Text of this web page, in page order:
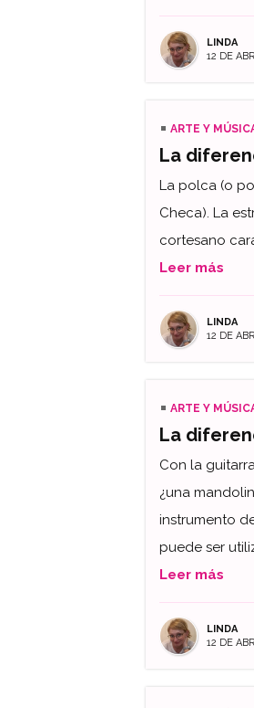
LINDA
12 DE
ARTE Y
La
La polca (o
Checa). La
cortesano
Leer más
LINDA
12 DE
ARTE Y
La
Con la
¿una
instrumento
puede ser
Leer más
LINDA
12 DE